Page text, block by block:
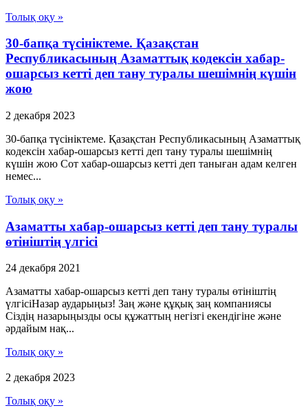
Толық оқу »
30-бапқа түсініктеме. Қазақстан
Республикасының Азаматтық кодексін хабар-
ошарсыз кетті деп тану туралы шешімнің күшін
жою
2 декабря 2023
30-бапқа түсініктеме. Қазақстан Республикасының Азаматтық
кодексін хабар-ошарсыз кетті деп тану туралы шешімнің
күшін жою Сот хабар-ошарсыз кетті деп таныған адам келген
немес...
Толық оқу »
Азаматты хабар-ошарсыз кетті деп тану туралы
өтініштің үлгісі
24 декабря 2021
Азаматты хабар-ошарсыз кетті деп тану туралы өтініштің
үлгісіНазар аударыңыз! Заң және құқық заң компаниясы
Сіздің назарыңызды осы құжаттың негізгі екендігіне және
әрдайым нақ...
Толық оқу »
2 декабря 2023
Толық оқу »